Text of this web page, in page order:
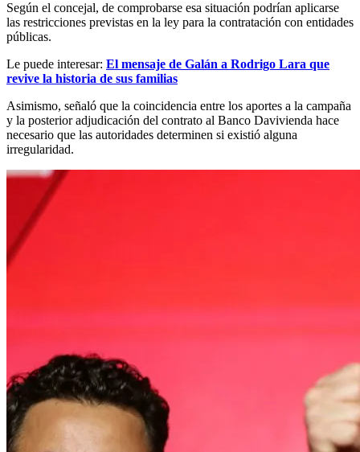
Según el concejal, de comprobarse esa situación podrían aplicarse
las restricciones previstas en la ley para la contratación con entidades
públicas.
Le puede interesar: El mensaje de Galán a Rodrigo Lara que
revive la historia de sus familias
Asimismo, señaló que la coincidencia entre los aportes a la campaña
y la posterior adjudicación del contrato al Banco Davivienda hace
necesario que las autoridades determinen si existió alguna
irregularidad.